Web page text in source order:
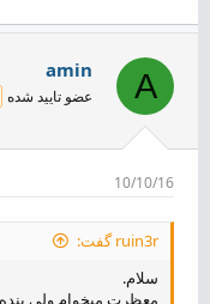
A
amin
عضو تایید شده
10/10/16
ruin3r گفت:
سلام.
معظرت میخوام ولی بنده